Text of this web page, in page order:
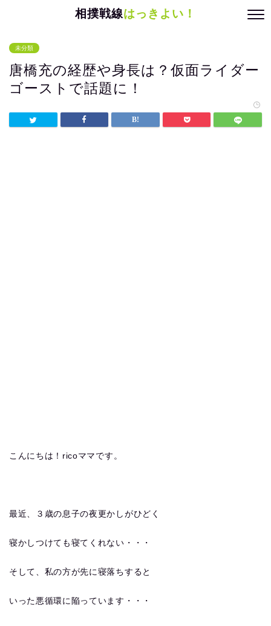
相撲戦線はっきよい！
未分類
唐橋充の経歴や身長は？仮面ライダー
ゴーストで話題に！
こんにちは！ricoママです。
最近、３歳の息子の夜更かしがひどく
寝かしつけても寝てくれない・・・
そして、私の方が先に寝落ちすると
いった悪循環に陥っています・・・